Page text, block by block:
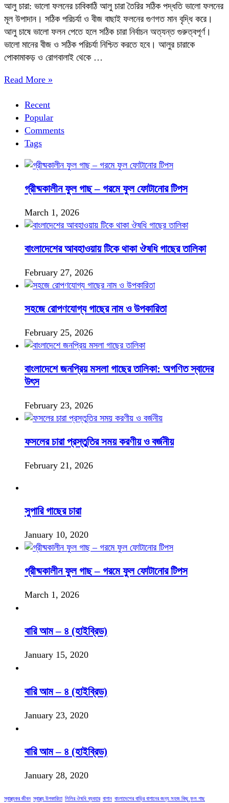
ফলনের
চাবিকাঠি
আলু চারা: ভালো ফলনের চাবিকাঠি আলু চারা তৈরির সঠিক পদ্ধতি ভালো ফলনের
মূল উপাদান। সঠিক পরিচর্যা ও বীজ বাছাই ফলনের গুণগত মান বৃদ্ধি করে।
আলু চাষে ভালো ফলন পেতে হলে সঠিক চারা নির্বাচন অত্যন্ত গুরুত্বপূর্ণ।
ভালো মানের বীজ ও সঠিক পরিচর্যা নিশ্চিত করতে হবে। আলুর চারাকে
পোকামাকড় ও রোগবালাই থেকে …
Read More »
Recent
Popular
Comments
Tags
গ্রীষ্মকালীন ফুল গাছ – গরমে ফুল ফোটানোর টিপস
March 1, 2026
বাংলাদেশের আবহাওয়ায় টিকে থাকা ঔষধি গাছের তালিকা
February 27, 2026
সহজে রোপণযোগ্য গাছের নাম ও উপকারিতা
February 25, 2026
বাংলাদেশে জনপ্রিয় মসলা গাছের তালিকা: অগণিত স্বাদের
উৎস
February 23, 2026
ফসলের চারা প্রস্তুতির সময় করণীয় ও বর্জনীয়
February 21, 2026
সুপারি গাছের চারা
January 10, 2020
গ্রীষ্মকালীন ফুল গাছ – গরমে ফুল ফোটানোর টিপস
March 1, 2026
বারি আম – ৪ (হাইব্রিড)
January 15, 2020
বারি আম – ৪ (হাইব্রিড)
January 23, 2020
বারি আম – ৪ (হাইব্রিড)
January 28, 2020
স্বাস্থ্যকর জীবন স্বাস্থ্য উপকারিতা লিলির ঔষধি ব্যবহার বাগান বাংলাদেশের বাড়ির বাগানের জন্য সহজ কিছু ফুল গাছ